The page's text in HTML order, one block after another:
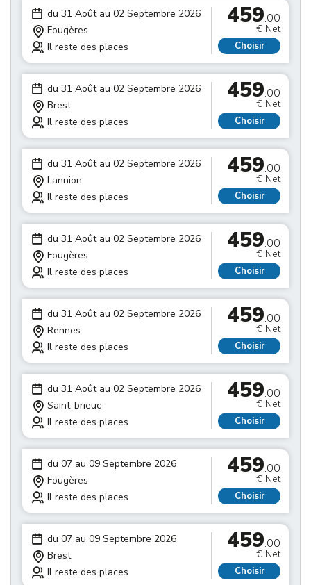
du 31 Août au 02 Septembre 2026
Fougères
Il reste des places
459.00
€ Net
Choisir
du 31 Août au 02 Septembre 2026
Brest
Il reste des places
459.00
€ Net
Choisir
du 31 Août au 02 Septembre 2026
Lannion
Il reste des places
459.00
€ Net
Choisir
du 31 Août au 02 Septembre 2026
Fougères
Il reste des places
459.00
€ Net
Choisir
du 31 Août au 02 Septembre 2026
Rennes
Il reste des places
459.00
€ Net
Choisir
du 31 Août au 02 Septembre 2026
Saint-brieuc
Il reste des places
459.00
€ Net
Choisir
du 07 au 09 Septembre 2026
Fougères
Il reste des places
459.00
€ Net
Choisir
du 07 au 09 Septembre 2026
Brest
Il reste des places
459.00
€ Net
Choisir